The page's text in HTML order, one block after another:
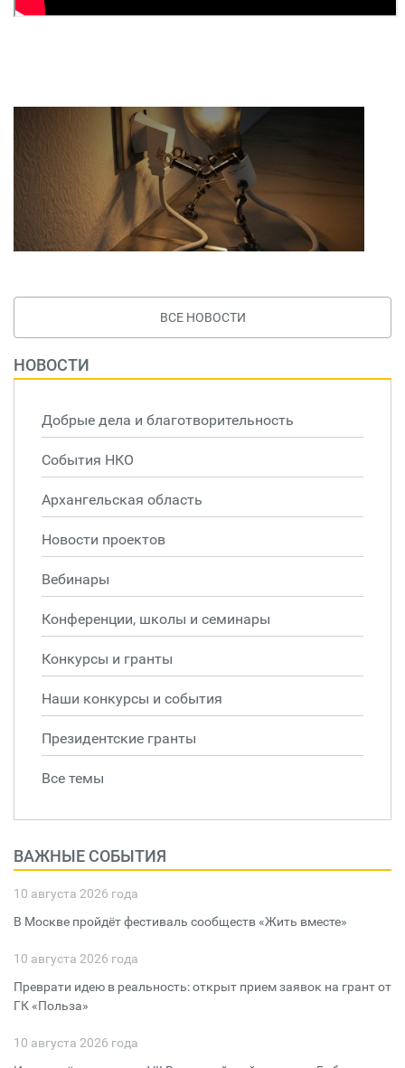
ВСЕ НОВОСТИ
НОВОСТИ
Добрые дела и благотворительность
События НКО
Архангельская область
Новости проектов
Вебинары
Конференции, школы и семинары
Конкурсы и гранты
Наши конкурсы и события
Президентские гранты
Все темы
ВАЖНЫЕ СОБЫТИЯ
10 августа 2026 года
В Москве пройдёт фестиваль сообществ «Жить вместе»
10 августа 2026 года
Преврати идею в реальность: открыт прием заявок на грант от
ГК «Польза»
10 августа 2026 года